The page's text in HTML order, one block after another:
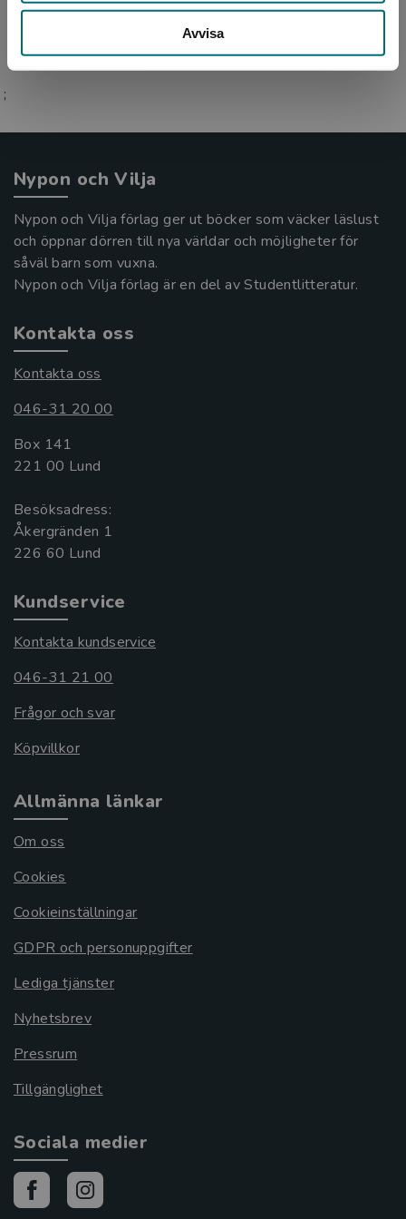
Avvisa
;
Nypon och Vilja
Nypon och Vilja förlag ger ut böcker som väcker läslust
och öppnar dörren till nya världar och möjligheter för
såväl barn som vuxna.
Nypon och Vilja förlag är en del av Studentlitteratur.
Kontakta oss
Kontakta oss
046-31 20 00
Box 141
221 00 Lund
Besöksadress:
Åkergränden 1
Kundservice
Kontakta kundservice
046-31 21 00
Frågor och svar
Köpvillkor
Allmänna länkar
Om oss
Cookies
Cookieinställningar
GDPR och personuppgifter
Lediga tjänster
Nyhetsbrev
Pressrum
Tillgänglighet
Sociala medier